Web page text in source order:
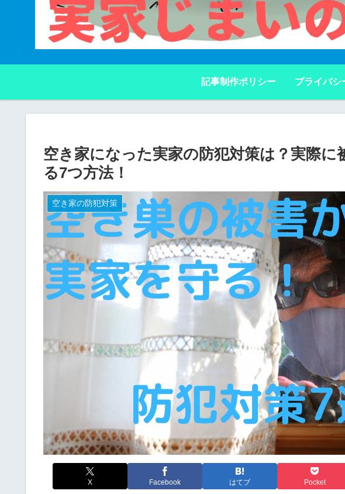
記事制作ポリシー プライバシ
空き家になった実家の防犯対策は？実際に
る7つ方法！
空き家の防犯対策
X Facebook はてブ Pocket